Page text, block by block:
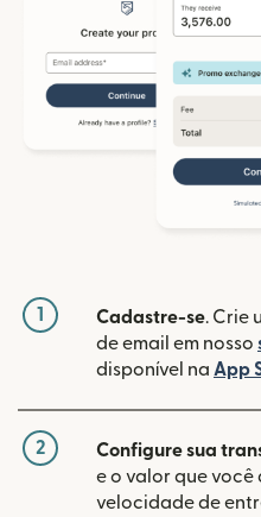
1 Cadastre-se. Crie
de email em nosso
disponível na App
2 Configure sua
e o valor que você
velocidade de